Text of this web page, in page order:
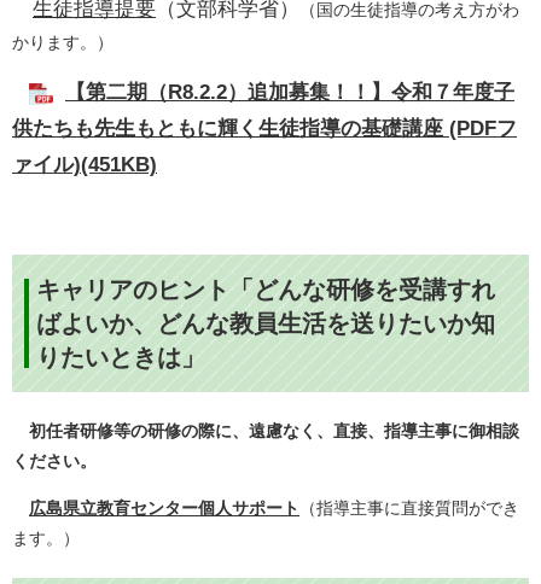
生徒指導提要 （文部科学省）
（国の生徒指導の考え方がわ
かります。）
【第二期（R8.2.2）追加募集！！】令和７年度子
供たちも先生もともに輝く生徒指導の基礎講座 (PDFフ
ァイル)(451KB)
キャリアのヒント「どんな研修を受講すれ
ばよいか、どんな教員生活を送りたいか知
りたいときは」
初任者研修等の研修の際に、遠慮なく、直接、指導主事に御相談
ください。
広島県立教育センター個人サポート
（指導主事に直接質問ができ
ます。）